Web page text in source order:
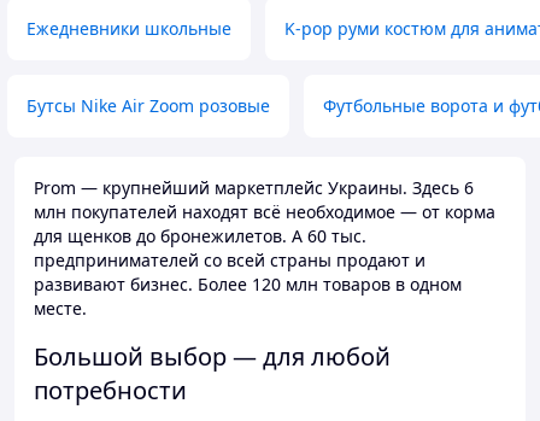
Ежедневники школьные K-pop руми костюм для
Бутсы Nike Air Zoom розовые Футбольные ворота и
Prom — крупнейший маркетплейс Украины. Здесь 6
млн покупателей находят всё необходимое — от корма
для щенков до бронежилетов. А 60 тыс.
предпринимателей со всей страны продают и
развивают бизнес. Более 120 млн товаров в одном
месте.
Большой выбор — для любой
потребности